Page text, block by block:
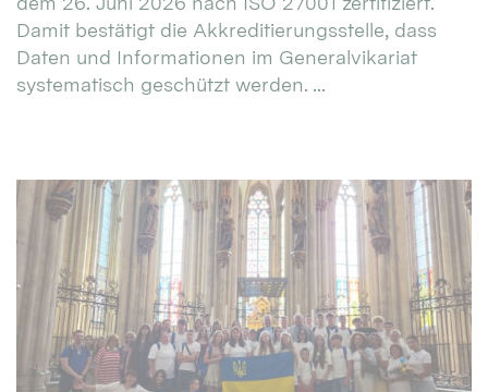
Damit bestätigt die Akkreditierungsstelle, dass
Daten und Informationen im Generalvikariat
systematisch geschützt werden. ...